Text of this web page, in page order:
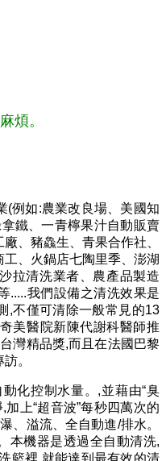
煩。
(例如:農業改良場、美國知
鐵、一青檸果汁自動販賣
、豬鱻生、青果合作社、
、火鍋店七陶里季、澎湖
拉清洗業者、農產品製造
.....我們設備之清洗效果是
,不僅可清除一般常見的13
美醫院新陳代謝科醫師推
灣精品獎,而且在法國巴黎
。
化控制水量。,並藉由“臭
上“超音波”每秒四萬次的
、溢流、全自動進/排水。
本機器是透過全自動清洗,
籃裡,就能達到最有效的清